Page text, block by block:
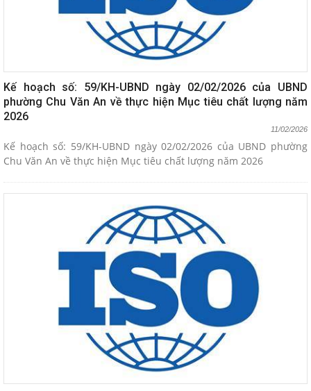
Kế hoạch số: 59/KH-UBND ngày 02/02/2026 của UBND
phường Chu Văn An về thực hiện Mục tiêu chất lượng năm
2026
11/02/2026
Kế hoạch số: 59/KH-UBND ngày 02/02/2026 của UBND phường
Chu Văn An về thực hiện Mục tiêu chất lượng năm 2026